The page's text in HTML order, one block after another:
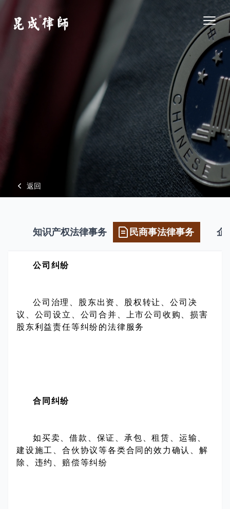
江苏昆成律师事务所
返回
知识产权法律事务 民商事法律事务 企
公司纠纷
公司治理、股东出资、股权转让、公司决
议、公司设立、公司合并、上市公司收购、损害
股东利益责任等纠纷的法律服务
合同纠纷
如买卖、借款、保证、承包、租赁、运输、
建设施工、合伙协议等各类合同的效力确认、解
除、违约、赔偿等纠纷